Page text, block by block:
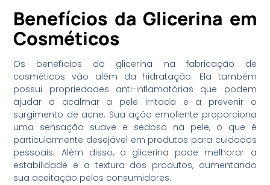
Benefícios da Glicerina em
Cosméticos
Os benefícios da glicerina na fabricação de
cosméticos vão além da hidratação. Ela também
possui propriedades anti-inflamatórias que podem
ajudar a acalmar a pele irritada e a prevenir o
surgimento de acne. Sua ação emoliente proporciona
uma sensação suave e sedosa na pele, o que é
particularmente desejável em produtos para cuidados
pessoais. Além disso, a glicerina pode melhorar a
estabilidade e a textura dos produtos, aumentando
sua aceitação pelos consumidores.